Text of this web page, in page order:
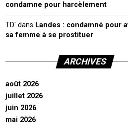
condamne pour harcèlement
TD' dans Landes : condamné pour
sa femme à se prostituer
ARCHIVES
août 2026
juillet 2026
juin 2026
mai 2026